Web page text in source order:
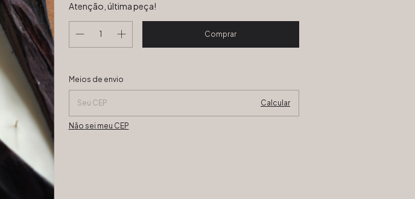
Atenção, última peça!
Entregas para o CEP:
Meios de envio
Calcular
Não sei meu CEP